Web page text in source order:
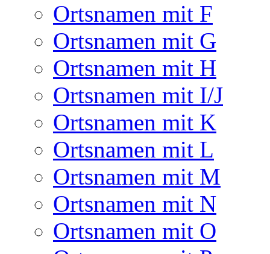
Ortsnamen mit F
Ortsnamen mit G
Ortsnamen mit H
Ortsnamen mit I/J
Ortsnamen mit K
Ortsnamen mit L
Ortsnamen mit M
Ortsnamen mit N
Ortsnamen mit O